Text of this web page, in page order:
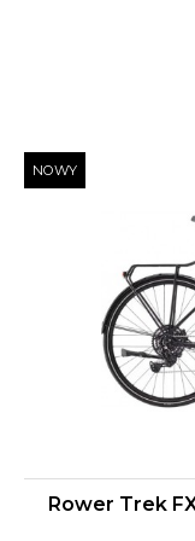
Rower Trek
NOWY